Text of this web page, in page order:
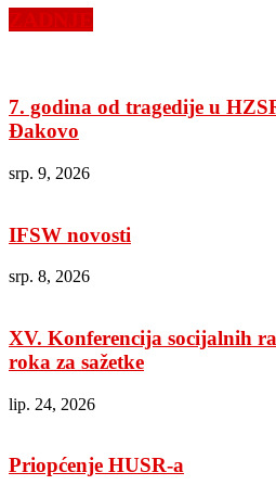
7. godina od tragedije u
Đakovo
srp. 9, 2026
IFSW novosti
srp. 8, 2026
XV. Konferencija socijalnih
roka za sažetke
lip. 24, 2026
Priopćenje HUSR-a